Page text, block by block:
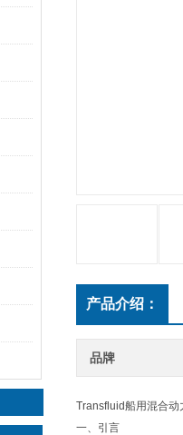
产品介绍：
品牌
Transfluid船用混合
一、引言